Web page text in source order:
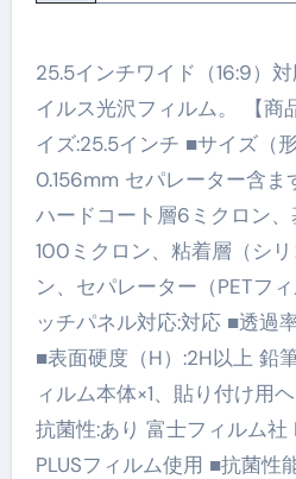
25.5インチワイド（16:9）
イルス光沢フィルム。 【商
イズ:25.5インチ ■サイズ（
0.156mm セパレーター含ま
ハードコート層6ミクロン、
100ミクロン、粘着層（シ
ン、セパレーター（PETフ
ッチパネル対応:対応 ■透過
■表面硬度（H）:2H以上 鉛
ィルム本体×1、貼り付け用
抗菌性:あり 富士フィルム社
PLUSフィルム使用 ■抗菌性